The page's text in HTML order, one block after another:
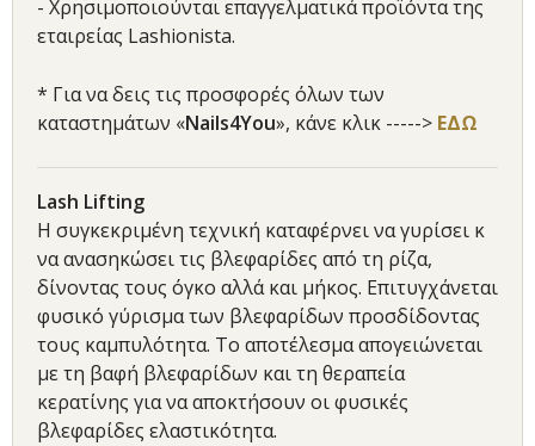
- Χρησιμοποιούνται επαγγελματικά προϊόντα της
εταιρείας Lashionista.
* Για να δεις τις προσφορές όλων των
καταστημάτων «Nails4You», κάνε κλικ -----> ΕΔΩ
Lash Lifting
Η συγκεκριμένη τεχνική καταφέρνει να γυρίσει κ
να ανασηκώσει τις βλεφαρίδες από τη ρίζα,
δίνοντας τους όγκο αλλά και μήκος. Επιτυγχάνεται
φυσικό γύρισμα των βλεφαρίδων προσδίδοντας
τους καμπυλότητα. Το αποτέλεσμα απογειώνεται
με τη βαφή βλεφαρίδων και τη θεραπεία
κερατίνης για να αποκτήσουν οι φυσικές
βλεφαρίδες ελαστικότητα.